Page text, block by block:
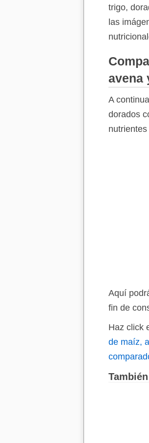
trigo,
las
avena
A
dorados
Aquí
fin de
Haz click
de maíz,